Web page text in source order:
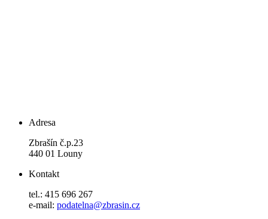
Adresa
Zbrašín č.p.23
440 01 Louny
Kontakt
tel.: 415 696 267
e-mail: podatelna@zbrasin.cz